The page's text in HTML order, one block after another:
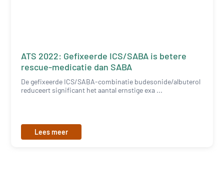
ATS 2022: Gefixeerde ICS/SABA is betere
rescue-medicatie dan SABA
De gefixeerde ICS/SABA-combinatie budesonide/albuterol
reduceert significant het aantal ernstige exa ...
Lees meer